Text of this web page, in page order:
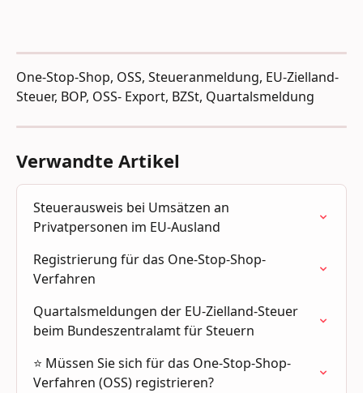
One-Stop-Shop, OSS, Steueranmeldung, EU-Zielland-
Steuer, BOP, OSS- Export, BZSt, Quartalsmeldung
Verwandte Artikel
Steuerausweis bei Umsätzen an
Privatpersonen im EU-Ausland
Registrierung für das One-Stop-Shop-
Verfahren
Quartalsmeldungen der EU-Zielland-Steuer
beim Bundeszentralamt für Steuern
⭐ Müssen Sie sich für das One-Stop-Shop-
Verfahren (OSS) registrieren?